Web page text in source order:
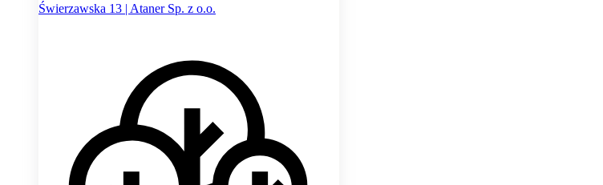
Świerzawska 13 | Ataner Sp. z o.o.